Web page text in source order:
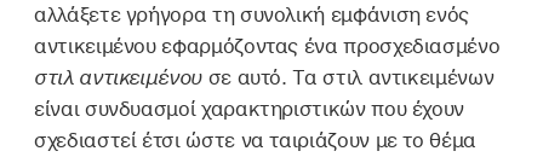
αλλάξετε γρήγορα τη συνολική εμφάνιση ενός
αντικειμένου εφαρμόζοντας ένα προσχεδιασμένο
στιλ αντικειμένουσε αυτό. Τα στιλ αντικειμένων
είναι συνδυασμοί χαρακτηριστικών που έχουν
σχεδιαστεί έτσι ώστε να ταιριάζουν με το θέμα